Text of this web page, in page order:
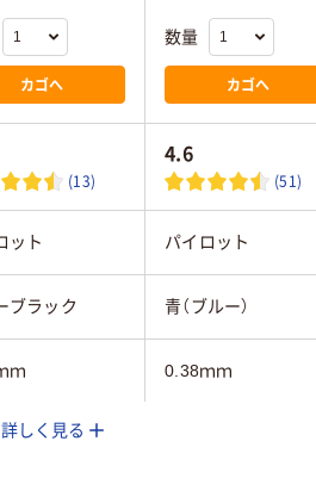
カゴへ
数量
カゴへ
(13)
4.6
(51)
ット パイロット
ブラック 青（ブルー）
ｍ 0.38ｍｍ
詳しく見る